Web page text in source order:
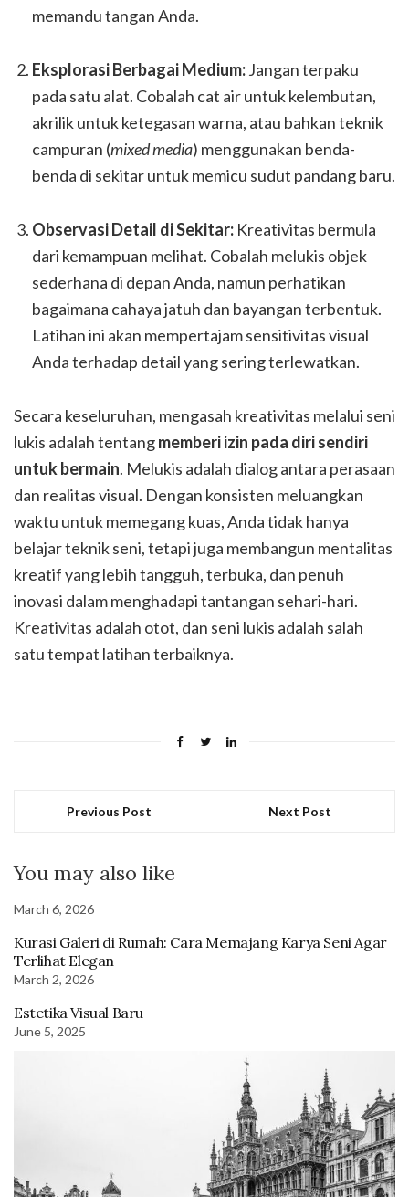
memandu tangan Anda.
Eksplorasi Berbagai Medium:Jangan terpaku
pada satu alat. Cobalah cat air untuk kelembutan,
akrilik untuk ketegasan warna, atau bahkan teknik
campuran (mixed media) menggunakan benda-
benda di sekitar untuk memicu sudut pandang baru.
Observasi Detail di Sekitar: Kreativitas bermula
dari kemampuan melihat. Cobalah melukis objek
sederhana di depan Anda, namun perhatikan
bagaimana cahaya jatuh dan bayangan terbentuk.
Latihan ini akan mempertajam sensitivitas visual
Anda terhadap detail yang sering terlewatkan.
Secara keseluruhan, mengasah kreativitas melalui seni
lukis adalah tentangmemberi izin pada diri sendiri
untuk bermain. Melukis adalah dialog antara perasaan
dan realitas visual. Dengan konsisten meluangkan
waktu untuk memegang kuas, Anda tidak hanya
belajar teknik seni, tetapi juga membangun mentalitas
kreatif yang lebih tangguh, terbuka, dan penuh
inovasi dalam menghadapi tantangan sehari-hari.
Kreativitas adalah otot, dan seni lukis adalah salah
satu tempat latihan terbaiknya.
Previous Post Next Post
You may also like
March 6, 2026
Kurasi Galeri di Rumah: Cara Memajang Karya Seni Agar
Terlihat Elegan
March 2, 2026
Estetika Visual Baru
June 5, 2025